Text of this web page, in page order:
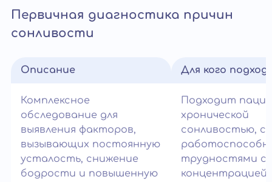
Первичная диагностика причин
сонливости
Описание
Комплексное
обследование для
выявления факторов,
вызывающих постоянную
усталость, снижение
бодрости и повышенную
Для кого
Подходит
хронической
сонливостью,
трудностями с
концентрацией